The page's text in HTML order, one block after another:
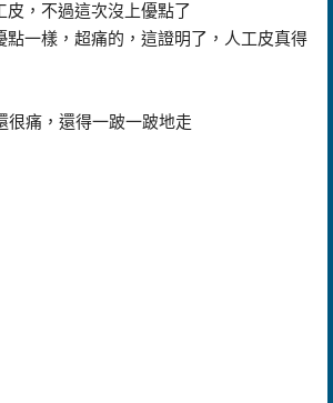
皮，不過這次沒上優點了
點一樣，超痛的，這證明了，人工皮真得
很痛，還得一跛一跛地走